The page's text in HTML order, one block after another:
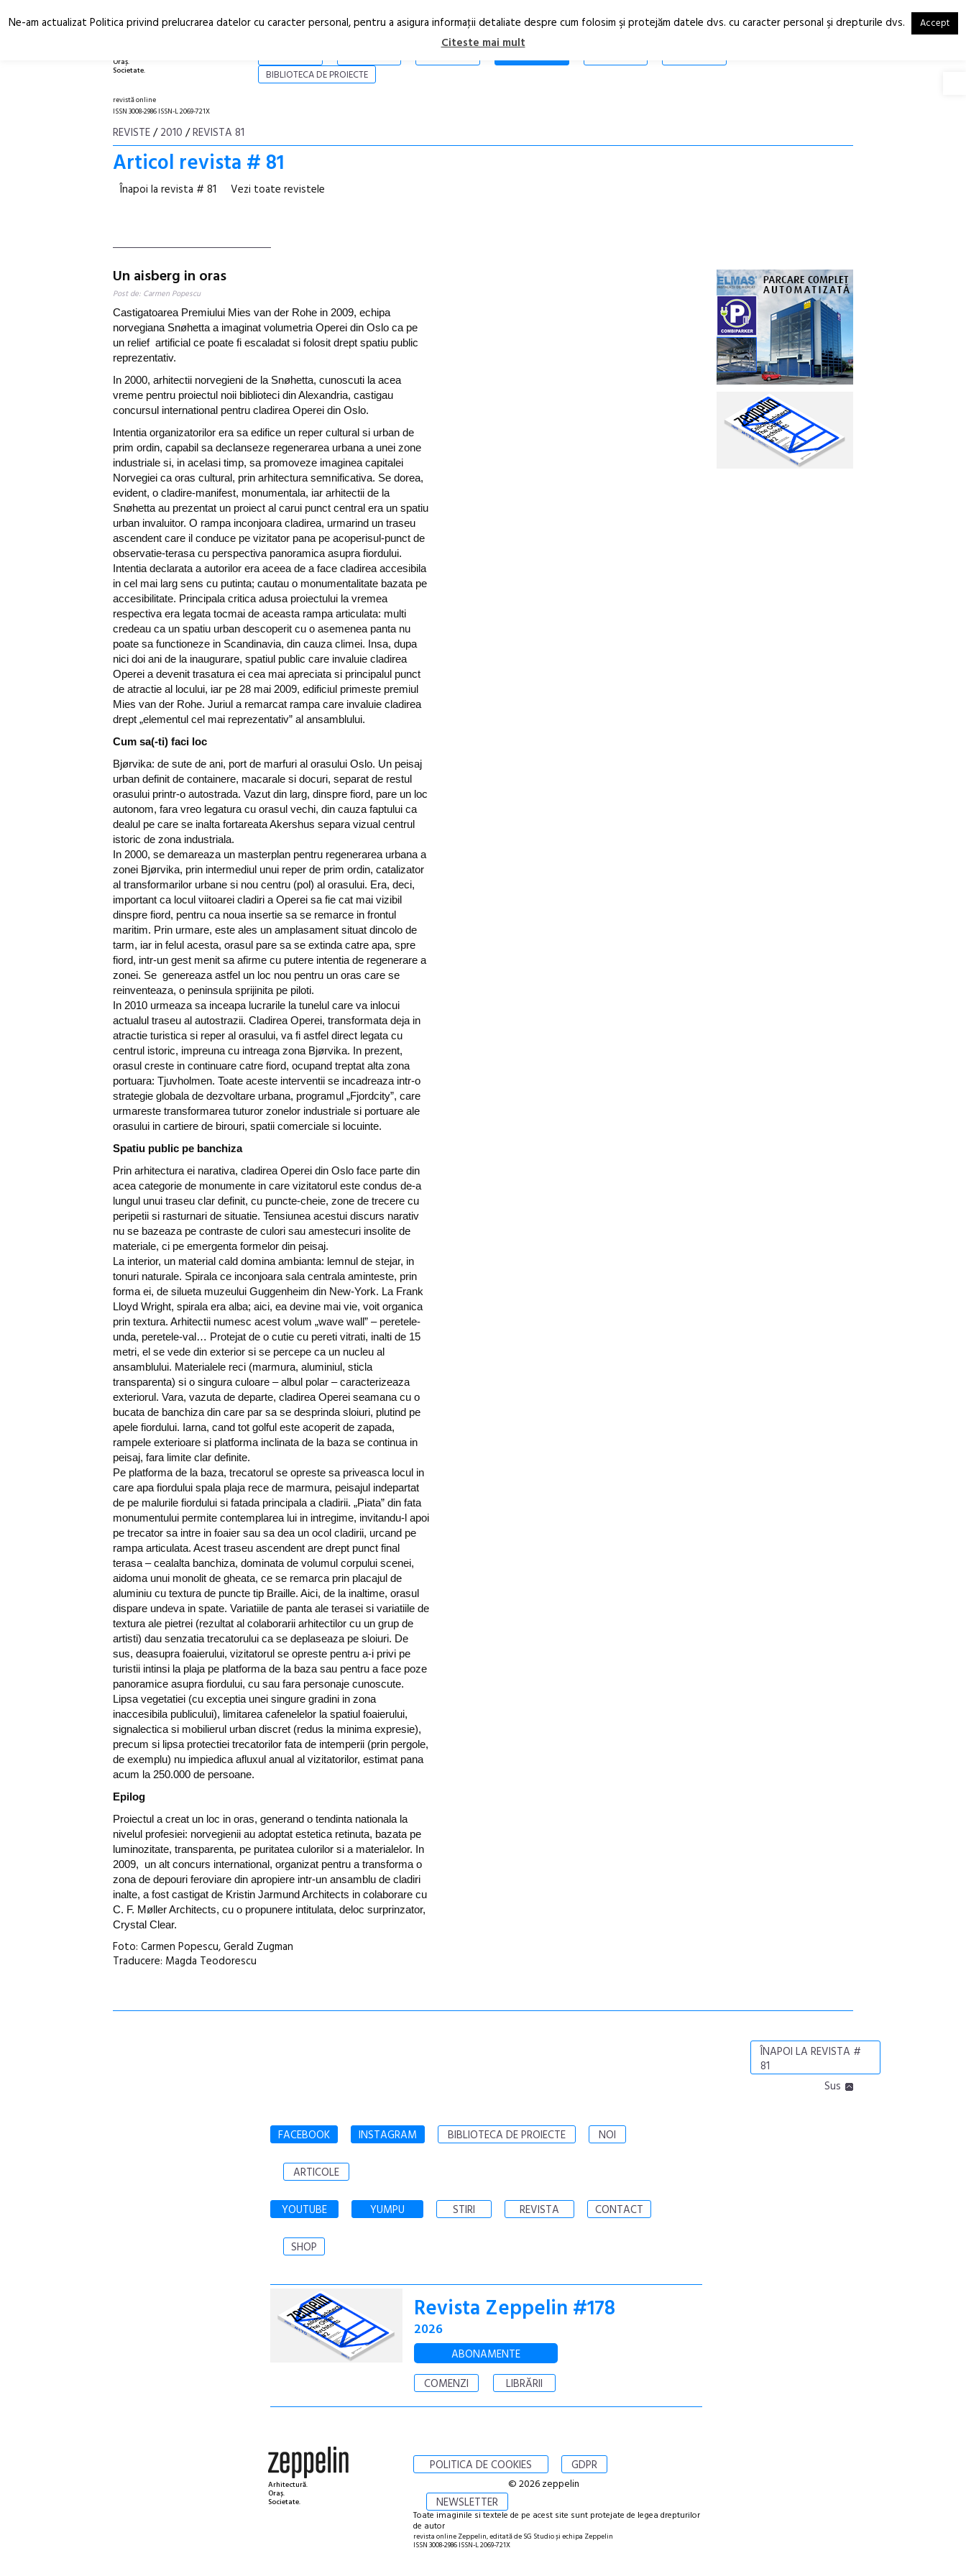
Oraș.
Societate.
RO
EN
REVISTA PRINT
BIBLIOTECA DE PROIECTE
revistă online
ISSN 3008-2986 ISSN-L 2069-721X
REVISTE/2010 /REVISTA 81
Articol revista # 81
Înapoi la revista # 81 Vezi toate revistele
Un aisberg in oras
Post de: Carmen Popescu
Castigatoarea Premiului Mies van der Rohe in 2009, echipa
norvegiana Snøhetta a imaginat volumetria Operei din Oslo ca pe
un relief artificial ce poate fi escaladat si folosit drept spatiu public
reprezentativ.
In 2000, arhitectii norvegieni de la Snøhetta, cunoscuti la acea
vreme pentru proiectul noii biblioteci din Alexandria, castigau
concursul international pentru cladirea Operei din Oslo.
Intentia organizatorilor era sa edifice un reper cultural si urban de
prim ordin, capabil sa declanseze regenerarea urbana a unei zone
industriale si, in acelasi timp, sa promoveze imaginea capitalei
Norvegiei ca oras cultural, prin arhitectura semnificativa. Se dorea,
evident, o cladire-manifest, monumentala, iar arhitectii de la
Snøhetta au prezentat un proiect al carui punct central era un spatiu
urban invaluitor. O rampa inconjoara cladirea, urmarind un traseu
ascendent care il conduce pe vizitator pana pe acoperisul-punct de
observatie-terasa cu perspectiva panoramica asupra fiordului.
Intentia declarata a autorilor era aceea de a face cladirea accesibila
in cel mai larg sens cu putinta; cautau o monumentalitate bazata pe
accesibilitate. Principala critica adusa proiectului la vremea
respectiva era legata tocmai de aceasta rampa articulata: multi
credeau ca un spatiu urban descoperit cu o asemenea panta nu
poate sa functioneze in Scandinavia, din cauza climei. Insa, dupa
nici doi ani de la inaugurare, spatiul public care invaluie cladirea
Operei a devenit trasatura ei cea mai apreciata si principalul punct
de atractie al locului, iar pe 28 mai 2009, edificiul primeste premiul
Mies van der Rohe. Juriul a remarcat rampa care invaluie cladirea
drept „elementul cel mai reprezentativ” al ansamblului.
Cum sa(-ti) faci loc
Bjørvika: de sute de ani, port de marfuri al orasului Oslo. Un peisaj
urban definit de containere, macarale si docuri, separat de restul
orasului printr-o autostrada. Vazut din larg, dinspre fiord, pare un loc
autonom, fara vreo legatura cu orasul vechi, din cauza faptului ca
dealul pe care se inalta fortareata Akershus separa vizual centrul
istoric de zona industriala.
In 2000, se demareaza un masterplan pentru regenerarea urbana a
zonei Bjørvika, prin intermediul unui reper de prim ordin, catalizator
al transformarilor urbane si nou centru (pol) al orasului. Era, deci,
important ca locul viitoarei cladiri a Operei sa fie cat mai vizibil
dinspre fiord, pentru ca noua insertie sa se remarce in frontul
maritim. Prin urmare, este ales un amplasament situat dincolo de
tarm, iar in felul acesta, orasul pare sa se extinda catre apa, spre
fiord, intr-un gest menit sa afirme cu putere intentia de regenerare a
zonei. Se genereaza astfel un loc nou pentru un oras care se
reinventeaza, o peninsula sprijinita pe piloti.
In 2010 urmeaza sa inceapa lucrarile la tunelul care va inlocui
actualul traseu al autostrazii. Cladirea Operei, transformata deja in
atractie turistica si reper al orasului, va fi astfel direct legata cu
centrul istoric, impreuna cu intreaga zona Bjørvika. In prezent,
orasul creste in continuare catre fiord, ocupand treptat alta zona
portuara: Tjuvholmen. Toate aceste interventii se incadreaza intr-o
strategie globala de dezvoltare urbana, programul „Fjordcity”, care
urmareste transformarea tuturor zonelor industriale si portuare ale
orasului in cartiere de birouri, spatii comerciale si locuinte.
Spatiu public pe banchiza
Prin arhitectura ei narativa, cladirea Operei din Oslo face parte din
acea categorie de monumente in care vizitatorul este condus de-a
lungul unui traseu clar definit, cu puncte-cheie, zone de trecere cu
peripetii si rasturnari de situatie. Tensiunea acestui discurs narativ
nu se bazeaza pe contraste de culori sau amestecuri insolite de
materiale, ci pe emergenta formelor din peisaj.
La interior, un material cald domina ambianta: lemnul de stejar, in
tonuri naturale. Spirala ce inconjoara sala centrala aminteste, prin
forma ei, de silueta muzeului Guggenheim din New-York. La Frank
Lloyd Wright, spirala era alba; aici, ea devine mai vie, voit organica
prin textura. Arhitectii numesc acest volum „wave wall” – peretele-
unda, peretele-val… Protejat de o cutie cu pereti vitrati, inalti de 15
metri, el se vede din exterior si se percepe ca un nucleu al
ansamblului. Materialele reci (marmura, aluminiul, sticla
transparenta) si o singura culoare – albul polar – caracterizeaza
exteriorul. Vara, vazuta de departe, cladirea Operei seamana cu o
bucata de banchiza din care par sa se desprinda sloiuri, plutind pe
apele fiordului. Iarna, cand tot golful este acoperit de zapada,
rampele exterioare si platforma inclinata de la baza se continua in
peisaj, fara limite clar definite.
Pe platforma de la baza, trecatorul se opreste sa priveasca locul in
care apa fiordului spala plaja rece de marmura, peisajul indepartat
de pe malurile fiordului si fatada principala a cladirii. „Piata” din fata
monumentului permite contemplarea lui in intregime, invitandu-l apoi
pe trecator sa intre in foaier sau sa dea un ocol cladirii, urcand pe
rampa articulata. Acest traseu ascendent are drept punct final
terasa – cealalta banchiza, dominata de volumul corpului scenei,
aidoma unui monolit de gheata, ce se remarca prin placajul de
aluminiu cu textura de puncte tip Braille. Aici, de la inaltime, orasul
dispare undeva in spate. Variatiile de panta ale terasei si variatiile de
textura ale pietrei (rezultat al colaborarii arhitectilor cu un grup de
artisti) dau senzatia trecatorului ca se deplaseaza pe sloiuri. De
sus, deasupra foaierului, vizitatorul se opreste pentru a-i privi pe
turistii intinsi la plaja pe platforma de la baza sau pentru a face poze
panoramice asupra fiordului, cu sau fara personaje cunoscute.
Lipsa vegetatiei (cu exceptia unei singure gradini in zona
inaccesibila publicului), limitarea cafenelelor la spatiul foaierului,
signalectica si mobilierul urban discret (redus la minima expresie),
precum si lipsa protectiei trecatorilor fata de intemperii (prin pergole,
de exemplu) nu impiedica afluxul anual al vizitatorilor, estimat pana
acum la 250.000 de persoane.
Epilog
Proiectul a creat un loc in oras, generand o tendinta nationala la
nivelul profesiei: norvegienii au adoptat estetica retinuta, bazata pe
luminozitate, transparenta, pe puritatea culorilor si a materialelor. In
2009, un alt concurs international, organizat pentru a transforma o
zona de depouri feroviare din apropiere intr-un ansamblu de cladiri
inalte, a fost castigat de Kristin Jarmund Architects in colaborare cu
C. F. Møller Architects, cu o propunere intitulata, deloc surprinzator,
Crystal Clear.
Foto: Carmen Popescu, Gerald Zugman
Traducere: Magda Teodorescu
ÎNAPOI LA REVISTA #
81
Sus
FACEBOOK INSTAGRAM BIBLIOTECA DE PROIECTE NOI
ARTICOLE
YOUTUBE YUMPU STIRI REVISTA CONTACT
SHOP
Revista Zeppelin #178
2026
ABONAMENTE
COMENZI
LIBRĂRII
Arhitectură.
Oraș.
Societate.
POLITICA DE COOKIES GDPR
NEWSLETTER
© 2026 zeppelin
Toate imaginile si textele de pe acest site sunt protejate de legea drepturilor
de autor
revista online Zeppelin, editată de SG Studio și echipa Zeppelin
ISSN 3008-2986 ISSN-L 2069-721X
Ne-am actualizat Politica privind prelucrarea datelor cu caracter personal, pentru a asigura informaţii detaliate despre cum folosim şi protejăm datele dvs. cu caracter personal şi drepturile dvs. Accept
Citeste mai mult